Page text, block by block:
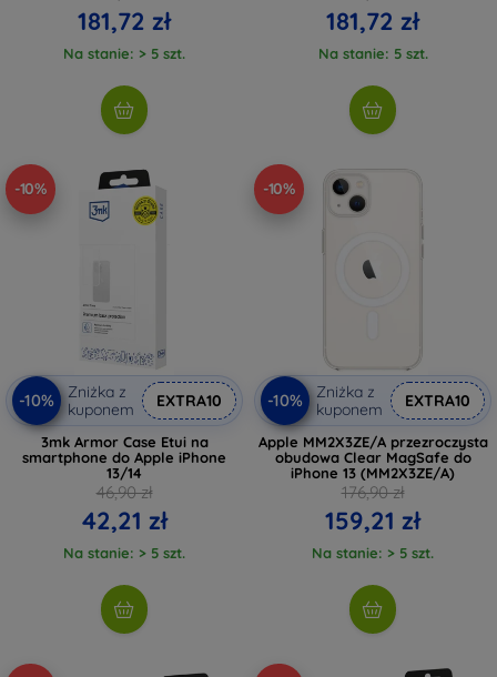
181,72 zł
Na stanie: > 5 szt.
181,72 zł
Na stanie: 5 szt.
-10%
-10%
Zniżka z
kuponem
EXTRA10
3mk Armor Case Etui na
smartphone do Apple iPhone
13/14
46,90 zł
42,21 zł
Na stanie: > 5 szt.
-10%
-10%
Zniżka z
kuponem
EXTRA10
Apple MM2X3ZE/A przezroczysta
obudowa Clear MagSafe do
iPhone 13 (MM2X3ZE/A)
176,90 zł
159,21 zł
Na stanie: > 5 szt.